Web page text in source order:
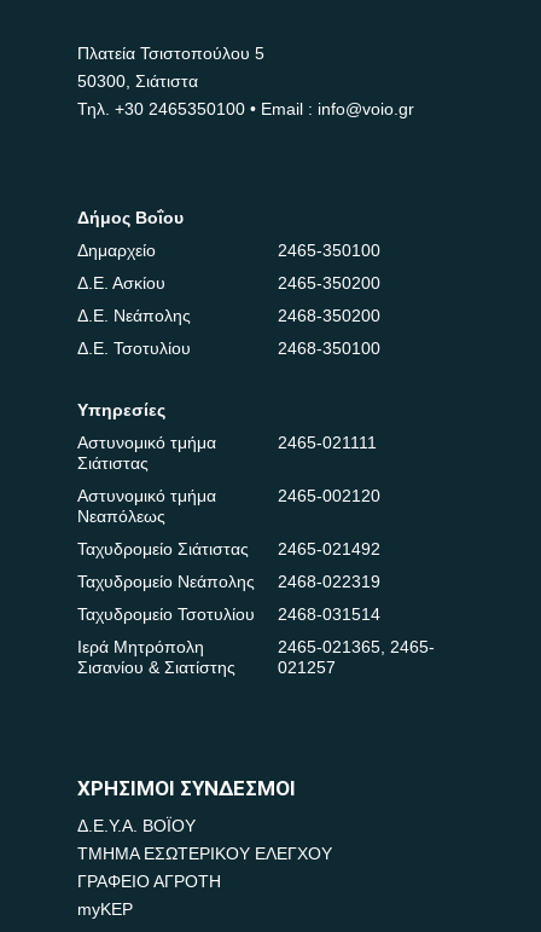
Πλατεία Τσιστοπούλου 5
50300, Σιάτιστα
Τηλ. +30 2465350100 • Email : info@voio.gr
Δήμος Βοΐου
Δημαρχείο
2465-350100
Δ.Ε. Ασκίου
2465-350200
Δ.Ε. Νεάπολης
2468-350200
Δ.Ε. Τσοτυλίου
2468-350100
Υπηρεσίες
Αστυνομικό τμήμα
Σιάτιστας
2465-021111
Αστυνομικό τμήμα
Νεαπόλεως
2465-002120
Ταχυδρομείο Σιάτιστας
2465-021492
Ταχυδρομείο Νεάπολης
2468-022319
Ταχυδρομείο Τσοτυλίου
2468-031514
Ιερά Μητρόπολη
Σισανίου & Σιατίστης
2465-021365, 2465-
021257
ΧΡΗΣΙΜΟΙ ΣΥΝΔΕΣΜΟΙ
Δ.Ε.Υ.Α. ΒΟΪΟΥ
ΤΜΗΜΑ ΕΣΩΤΕΡΙΚΟΥ ΕΛΕΓΧΟΥ
ΓΡΑΦΕΙΟ ΑΓΡΟΤΗ
myKEP